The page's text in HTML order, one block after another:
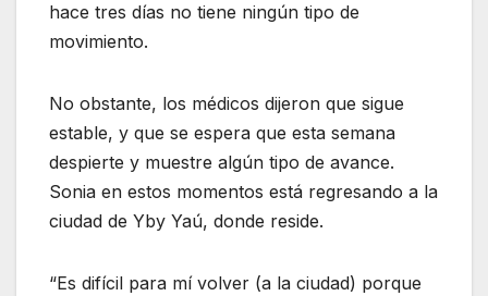
hace tres días no tiene ningún tipo de
movimiento.
No obstante, los médicos dijeron que sigue
estable, y que se espera que esta semana
despierte y muestre algún tipo de avance.
Sonia en estos momentos está regresando a la
ciudad de Yby Yaú, donde reside.
“Es difícil para mí volver (a la ciudad) porque